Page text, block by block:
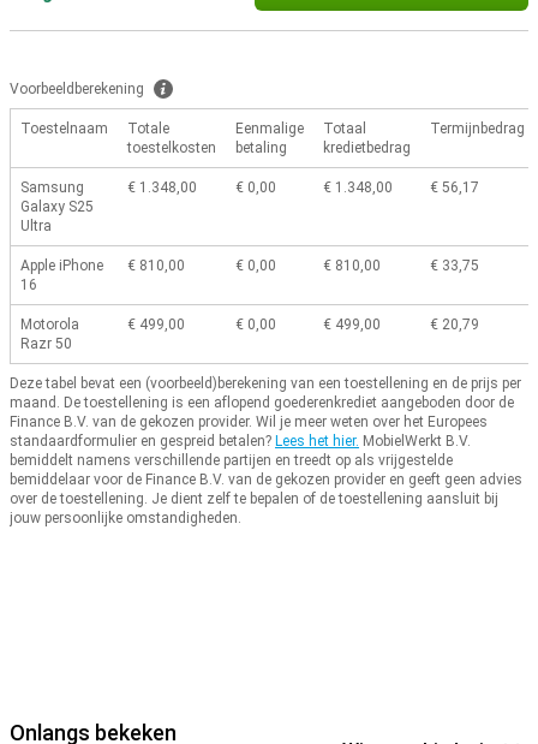
Voorbeeldberekening
Toestelnaam
Totale
toestelkosten
Eenmalige
betaling
Totaal
kredietbedrag
Termijnbedrag
Samsung
Galaxy S25
Ultra
€ 1.348,00 € 0,00 € 1.348,00 € 56,17
Apple iPhone
16
€ 810,00 € 0,00 € 810,00 € 33,75
Motorola
Razr 50
€ 499,00 € 0,00 € 499,00 € 20,79
Deze tabel bevat een (voorbeeld)berekening van een toestellening en de prijs per
maand. De toestellening is een aflopend goederenkrediet aangeboden door de
Finance B.V. van de gekozen provider. Wil je meer weten over het Europees
standaardformulier en gespreid betalen? Lees het hier. MobielWerkt B.V.
bemiddelt namens verschillende partijen en treedt op als vrijgestelde
bemiddelaar voor de Finance B.V. van de gekozen provider en geeft geen advies
over de toestellening. Je dient zelf te bepalen of de toestellening aansluit bij
jouw persoonlijke omstandigheden.
Onlangs bekeken